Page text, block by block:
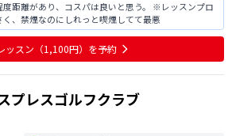
度距離があり、コスパは良いと思う。 ※レッスンプロ
、禁煙なのにしれっと喫煙してて最悪
ッスン（1,100円）を予約
プレスゴルフクラブ